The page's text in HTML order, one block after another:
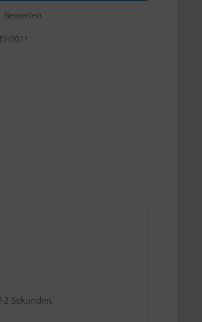
Bewerten
Sekunden.